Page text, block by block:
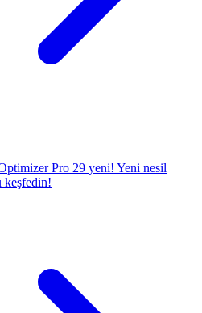
Pro 29 yeni! Yeni nesil
keşfedin!